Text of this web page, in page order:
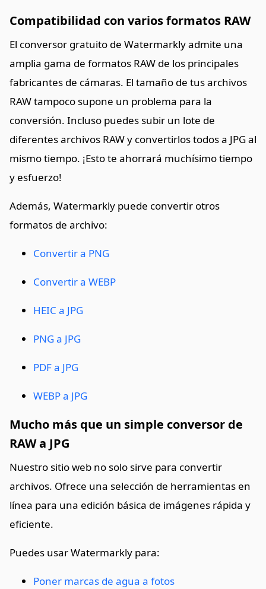
Compatibilidad con varios formatos RAW
El conversor gratuito de Watermarkly admite una
amplia gama de formatos RAW de los principales
fabricantes de cámaras. El tamaño de tus archivos
RAW tampoco supone un problema para la
conversión. Incluso puedes subir un lote de
diferentes archivos RAW y convertirlos todos a JPG al
mismo tiempo. ¡Esto te ahorrará muchísimo tiempo
y esfuerzo!
Además, Watermarkly puede convertir otros
formatos de archivo:
Convertir a PNG
Convertir a WEBP
HEIC a JPG
PNG a JPG
PDF a JPG
WEBP a JPG
Mucho más que un simple conversor de
RAW a JPG
Nuestro sitio web no solo sirve para convertir
archivos. Ofrece una selección de herramientas en
línea para una edición básica de imágenes rápida y
eficiente.
Puedes usar Watermarkly para:
Poner marcas de agua a fotos